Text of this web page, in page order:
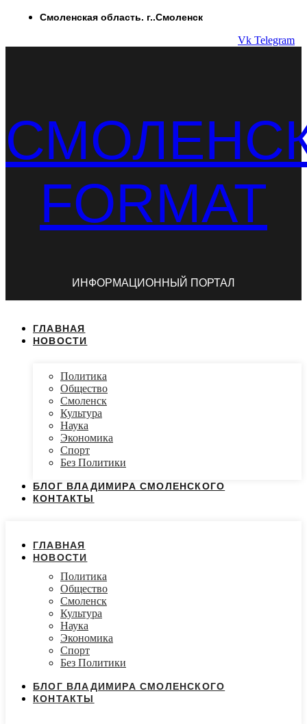
ПерейтиСмоленская область. г..Смоленск
Vk Telegram
FORMAT
ИНФОРМАЦИОННЫЙ ПОРТАЛ
ГЛАВНАЯ
НОВОСТИ
Политика
Общество
Смоленск
Культура
Наука
Экономика
Спорт
Без Политики
БЛОГ ВЛАДИМИРА СМОЛЕНСКОГО
КОНТАКТЫ
ГЛАВНАЯ
НОВОСТИ
Политика
Общество
Смоленск
Культура
Наука
Экономика
Спорт
Без Политики
БЛОГ ВЛАДИМИРА СМОЛЕНСКОГО
КОНТАКТЫ